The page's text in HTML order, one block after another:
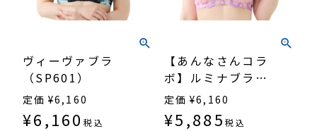
ヴィーヴァブラ
（SP601）
定価 ¥6,160
¥6,160 税込
【あんなさんコラ
ボ】ルミナブラ
（SP600FN）3/4
カップ寄せ上げ
定価 ¥6,160
¥5,885 税込